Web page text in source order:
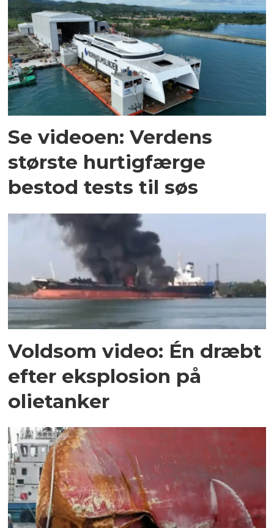
Se videoen: Verdens
største hurtigfærge
bestod tests til søs
Voldsom video: Én dræbt
efter eksplosion på
olietanker